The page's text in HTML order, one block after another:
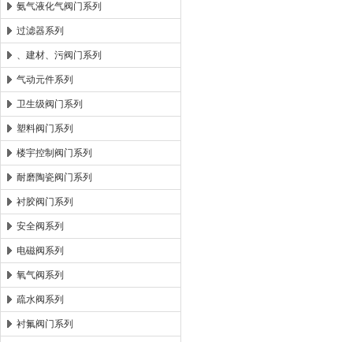
氨气液化气阀门系列
过滤器系列
、建材、污阀门系列
气动元件系列
卫生级阀门系列
塑料阀门系列
楼宇控制阀门系列
耐磨陶瓷阀门系列
衬胶阀门系列
安全阀系列
电磁阀系列
氧气阀系列
疏水阀系列
衬氟阀门系列